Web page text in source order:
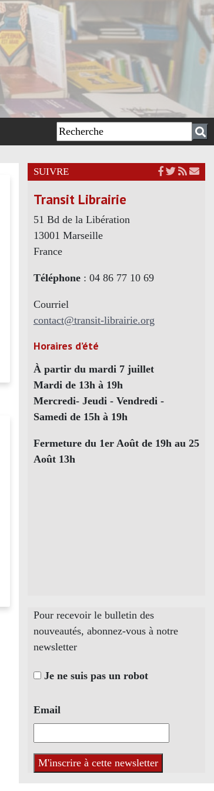
SUIVRE
Transit Librairie
51 Bd de la Libération
13001 Marseille
France
Téléphone: 04 86 77 10 69
Courriel
contact@transit-librairie.org
Horaires d’été
À partir du mardi 7 juillet
Mardi de 13h à 19h
Mercredi- Jeudi - Vendredi -
Samedi de 15h à 19h
Fermeture du 1er Août de 19h au 25
Août 13h
Pour recevoir le bulletin des
nouveautés, abonnez-vous à notre
newsletter
Je ne suis pas un robot
Email